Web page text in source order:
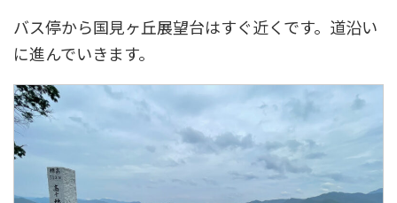
バス停から国見ヶ丘展望台はすぐ近くです。道沿い
に進んでいきます。